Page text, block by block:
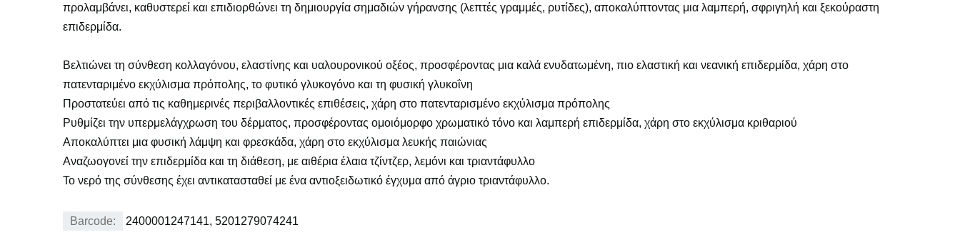
προλαμβάνει, καθυστερεί και επιδιορθώνει τη δημιουργία σημαδιών γήρανσης (λεπτές γραμμές, ρυτίδες), αποκαλύπτοντας μια λαμπερή, σφριγηλή και ξεκούραστη
επιδερμίδα.
Βελτιώνει τη σύνθεση κολλαγόνου, ελαστίνης και υαλουρονικού οξέος, προσφέροντας μια καλά ενυδατωμένη, πιο ελαστική και νεανική επιδερμίδα, χάρη στο
πατενταριμένο εκχύλισμα πρόπολης, το φυτικό γλυκογόνο και τη φυσική γλυκοΐνη
Προστατεύει από τις καθημερινές περιβαλλοντικές επιθέσεις, χάρη στο πατενταρισμένο εκχύλισμα πρόπολης
Ρυθμίζει την υπερμελάγχρωση του δέρματος, προσφέροντας ομοιόμορφο χρωματικό τόνο και λαμπερή επιδερμίδα, χάρη στο εκχύλισμα κριθαριού
Αποκαλύπτει μια φυσική λάμψη και φρεσκάδα, χάρη στο εκχύλισμα λευκής παιώνιας
Αναζωογονεί την επιδερμίδα και τη διάθεση, με αιθέρια έλαια τζίντζερ, λεμόνι και τριαντάφυλλο
Το νερό της σύνθεσης έχει αντικατασταθεί με ένα αντιοξειδωτικό έγχυμα από άγριο τριαντάφυλλο.
Barcode: 2400001247141, 5201279074241